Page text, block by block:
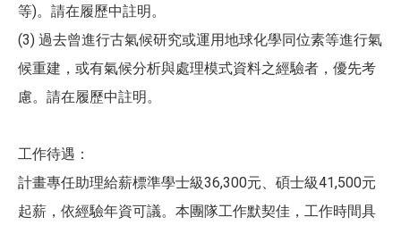
等)。請在履歷中註明。
(3) 過去曾進行古氣候研究或運用地球化學同位素等進行氣
候重建，或有氣候分析與處理模式資料之經驗者，優先考
慮。請在履歷中註明。
工作待遇：
計畫專任助理給薪標準學士級36,300元、碩士級41,500元
起薪，依經驗年資可議。本團隊工作默契佳，工作時間具